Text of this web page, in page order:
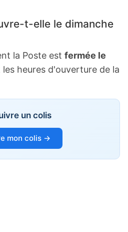
t-elle le dimanche
la Poste est fermée le
les heures d'ouverture de la
un colis
mon colis →